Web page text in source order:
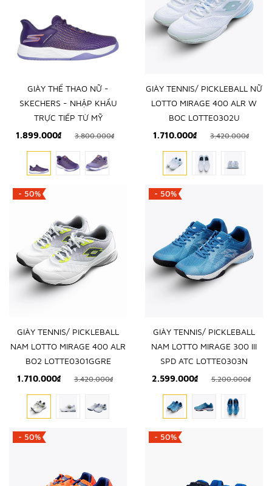
GIÀY THỂ THAO NỮ -
SKECHERS - NHẬP KHẨU
TRỰC TIẾP TỪ MỸ
1.899.000₫
3.800.000₫
GIÀY TENNIS/ PICKLEBALL NỮ
LOTTO MIRAGE 400 ALR W
BOC LOTTE0302U
1.710.000₫
3.420.000₫
- 50%
GIÀY TENNIS/ PICKLEBALL
NAM LOTTO MIRAGE 400 ALR
BO2 LOTTE0301GGRE
1.710.000₫
3.420.000₫
- 50%
GIÀY TENNIS/ PICKLEBALL
NAM LOTTO MIRAGE 300 III
SPD ATC LOTTE0303N
2.599.000₫
5.200.000₫
- 50% - 50%